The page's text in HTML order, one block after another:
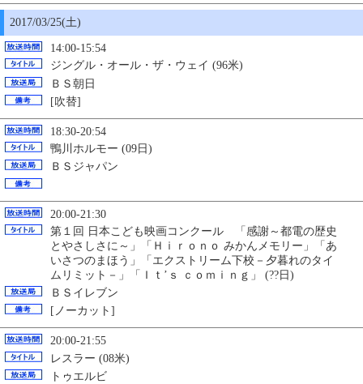
2017/03/25(土)
14:00-15:54
ジングル・オール・ザ・ウェイ (96米)
ＢＳ朝日
[吹替]
18:30-20:54
鴨川ホルモー (09日)
ＢＳジャパン
20:00-21:30
第１回 日本こども映画コンクール 「感謝～都電の歴史
とやさしさに ～」「Ｈｉｒｏｎｏ みかんメモリー 」「あ
いさつのまほう 」「エクストリーム下校－夕暮れのタイ
ムリミット－ 」「Ｉｔ’ｓ ｃｏｍｉｎｇ 」 (?? 日)
ＢＳイレブン
[ノーカット]
20:00-21:55
レスラー (08米)
トゥエルビ